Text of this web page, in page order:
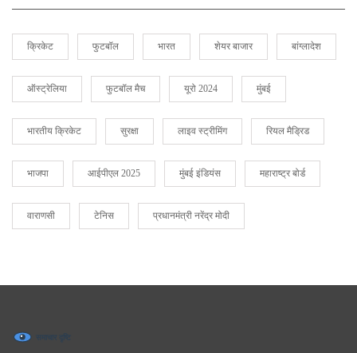
क्रिकेट फुटबॉल भारत शेयर बाजार बांग्लादेश
ऑस्ट्रेलिया फुटबॉल मैच यूरो 2024 मुंबई
भारतीय क्रिकेट सुरक्षा लाइव स्ट्रीमिंग रियल मैड्रिड
भाजपा आईपीएल 2025 मुंबई इंडियंस महाराष्ट्र बोर्ड
वाराणसी टेनिस प्रधानमंत्री नरेंद्र मोदी